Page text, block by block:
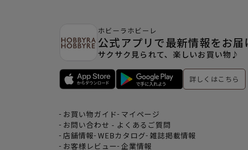
ホビーラホビーレ
公式アプリで最新情報をお届
サクサク見られて、楽しいお買い物♪
詳しくはこちら
お買い物ガイド マイページ
お問い合わせ - よくあるご質問
店舗情報 WEBカタログ 雑誌掲載情報
お客様レビュー 企業情報